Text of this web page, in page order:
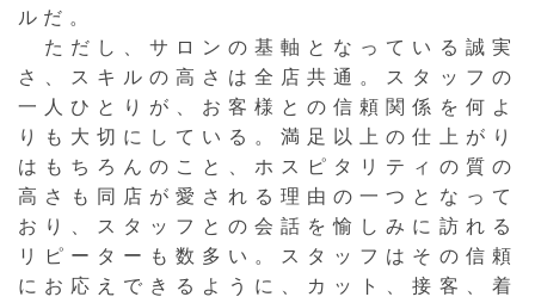
ルだ。
ただし、サロンの基軸となっている誠実
さ、スキルの高さは全店共通。スタッフの
一人ひとりが、お客様との信頼関係を何よ
りも大切にしている。満足以上の仕上がり
はもちろんのこと、ホスピタリティの質の
高さも同店が愛される理由の一つとなって
おり、スタッフとの会話を愉しみに訪れる
リピーターも数多い。スタッフはその信頼
にお応えできるように、カット、接客、着